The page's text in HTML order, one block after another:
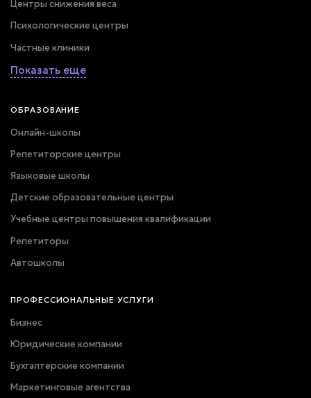
Центры снижения веса
Психологические центры
Частные клиники
Показать еще
ОБРАЗОВАНИЕ
Онлайн-школы
Репетиторские центры
Языковые школы
Детские образовательные центры
Учебные центры повышения квалификации
Репетиторы
Автошколы
ПРОФЕССИОНАЛЬНЫЕ УСЛУГИ
Бизнес
Юридические компании
Бухгалтерские компании
Маркетинговые агентства